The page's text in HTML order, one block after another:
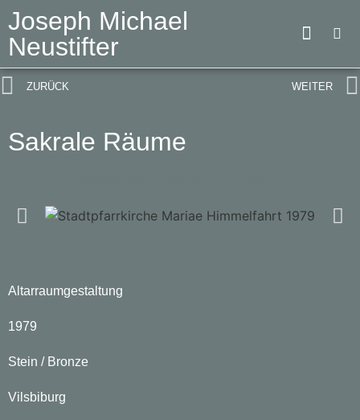
Joseph Michael
Neustifter
ZURÜCK WEITER
Sakrale Räume
Altarraumgestaltung
1979
Stein / Bronze
Vilsbiburg